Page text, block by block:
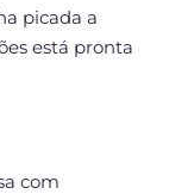
picada a
está pronta
com